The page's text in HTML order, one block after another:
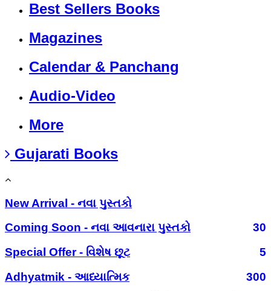
Best Sellers Books
Magazines
Calendar & Panchang
Audio-Video
More
Gujarati Books
New Arrival - નવા પુસ્તકો
Coming Soon - નવા આવનારા પુસ્તકો
30
Special Offer - વિશેષ છૂટ
5
Adhyatmik - આધ્યાત્મિક
300